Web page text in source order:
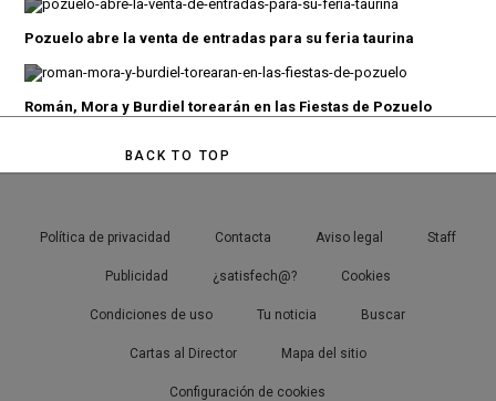
Pozuelo abre la venta de entradas para su feria taurina
Román, Mora y Burdiel torearán en las Fiestas de Pozuelo
BACK TO TOP
Política de privacidad Contacta Aviso legal Staff
Publicidad ¿satisfech@? Cookies
Condiciones de uso Tu noticia Buscar
Cartas al Director Mapa del sitio
Configuración de cookies